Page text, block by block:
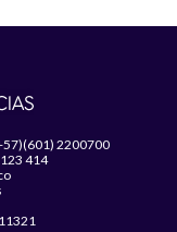
2200700
414